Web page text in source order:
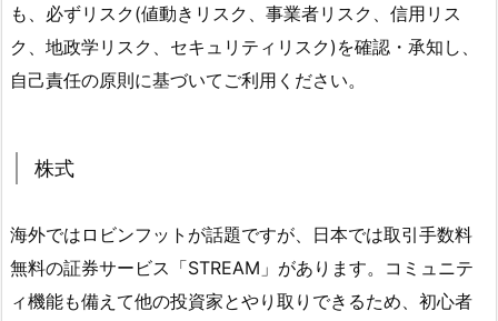
も、必ずリスク(値動きリスク、事業者リスク、信用リス
ク、地政学リスク、セキュリティリスク)を確認・承知し、
自己責任の原則に基づいてご利用ください。
株式
海外ではロビンフットが話題ですが、日本では取引手数料
無料の証券サービス「STREAM」があります。コミュニテ
ィ機能も備えて他の投資家とやり取りできるため、初心者